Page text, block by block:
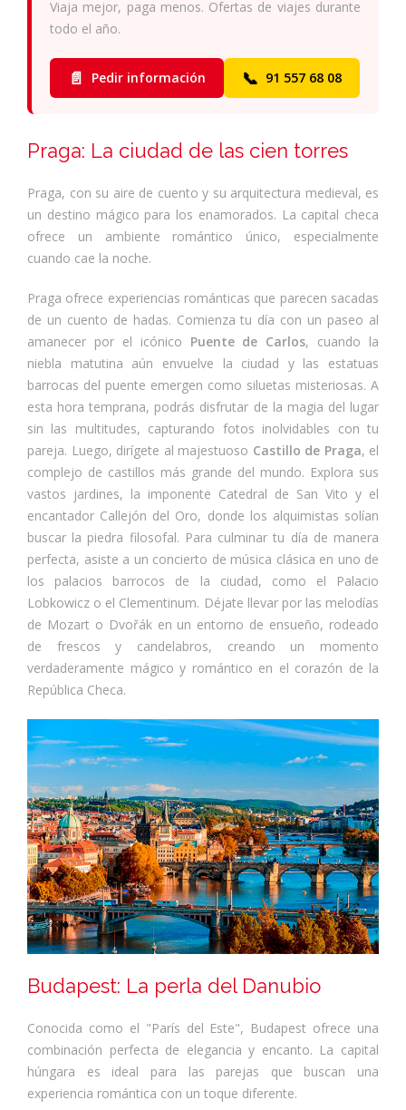
Viaja mejor, paga menos. Ofertas de viajes durante
todo el año.
📄 Pedir información 📞 91 557 68 08
Praga: La ciudad de las cien torres
Praga, con su aire de cuento y su arquitectura medieval, es
un destino mágico para los enamorados. La capital checa
ofrece un ambiente romántico único, especialmente
cuando cae la noche.
Praga ofrece experiencias románticas que parecen sacadas
de un cuento de hadas. Comienza tu día con un paseo al
amanecer por el icónico Puente de Carlos, cuando la
niebla matutina aún envuelve la ciudad y las estatuas
barrocas del puente emergen como siluetas misteriosas. A
esta hora temprana, podrás disfrutar de la magia del lugar
sin las multitudes, capturando fotos inolvidables con tu
pareja. Luego, dirígete al majestuoso Castillo de Praga, el
complejo de castillos más grande del mundo. Explora sus
vastos jardines, la imponente Catedral de San Vito y el
encantador Callejón del Oro, donde los alquimistas solían
buscar la piedra filosofal. Para culminar tu día de manera
perfecta, asiste a un concierto de música clásica en uno de
los palacios barrocos de la ciudad, como el Palacio
Lobkowicz o el Clementinum. Déjate llevar por las melodías
de Mozart o Dvořák en un entorno de ensueño, rodeado
de frescos y candelabros, creando un momento
verdaderamente mágico y romántico en el corazón de la
República Checa.
Budapest: La perla del Danubio
Conocida como el "París del Este", Budapest ofrece una
combinación perfecta de elegancia y encanto. La capital
húngara es ideal para las parejas que buscan una
experiencia romántica con un toque diferente.